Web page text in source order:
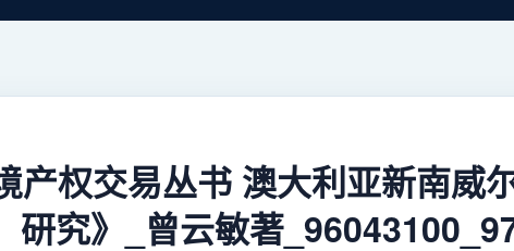
产权交易丛书 澳大利亚新南威
研究》_曾云敏著